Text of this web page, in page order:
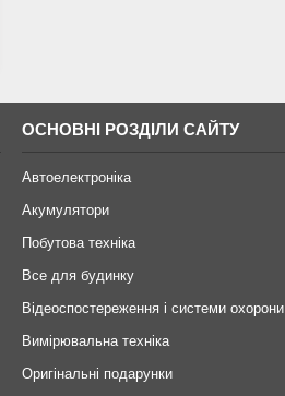
ОСНОВНІ РОЗДІЛИ САЙТУ
Автоелектроніка
Акумулятори
Побутова техніка
Все для будинку
Відеоспостереження і системи охорони
Вимірювальна техніка
Оригінальні подарунки